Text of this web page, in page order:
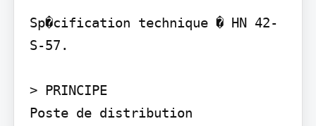
Sp�cification technique � HN 42-
S-57.
> PRINCIPE
Poste de distribution